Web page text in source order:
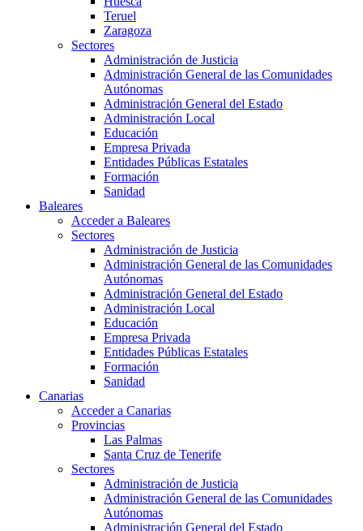
Teruel
Zaragoza
Sectores
Administración de Justicia
Administración General de las Comunidades
Autónomas
Administración General del Estado
Administración Local
Educación
Empresa Privada
Entidades Públicas Estatales
Formación
Sanidad
Baleares
Acceder a Baleares
Sectores
Administración de Justicia
Administración General de las Comunidades
Autónomas
Administración General del Estado
Administración Local
Educación
Empresa Privada
Entidades Públicas Estatales
Formación
Sanidad
Canarias
Acceder a Canarias
Provincias
Las Palmas
Santa Cruz de Tenerife
Sectores
Administración de Justicia
Administración General de las Comunidades
Autónomas
Administración General del Estado